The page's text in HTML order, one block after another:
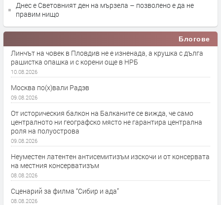
Днес е Световният ден на мързела – позволено е да не
правим нищо
Блогове
Линчът на човек в Пловдив не е изненада, а крушка с дълга
рашистка опашка и с корени още в НРБ
10.08.2026
Москва по(х)вали Радэв
09.08.2026
От историческия балкон на Балканите се вижда, че само
централното ни географско място не гарантира централна
роля на полуострова
09.08.2026
Неуместен латентен антисемитизъм изскочи и от консервата
на местния консерватизъм
08.08.2026
Сценарий за филма “Сибир и ада”
08.08.2026